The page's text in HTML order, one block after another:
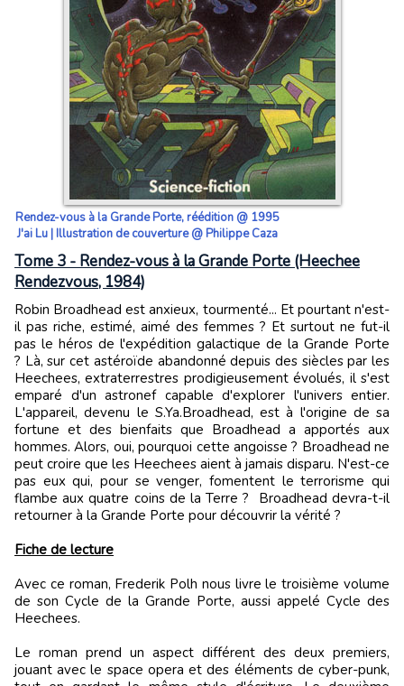
Rendez-vous à la Grande Porte, réédition @ 1995
J'ai Lu | Illustration de couverture @ Philippe Caza
Tome 3 - Rendez-vous à la Grande Porte (Heechee
Rendezvous, 1984)
Robin Broadhead est anxieux, tourmenté... Et pourtant n'est-
il pas riche, estimé, aimé des femmes ? Et surtout ne fut-il
pas le héros de l'expédition galactique de la Grande Porte
? Là, sur cet astéroïde abandonné depuis des siècles par les
Heechees, extraterrestres prodigieusement évolués, il s'est
emparé d'un astronef capable d'explorer l'univers entier.
L'appareil, devenu le S.Ya.Broadhead, est à l'origine de sa
fortune et des bienfaits que Broadhead a apportés aux
hommes. Alors, oui, pourquoi cette angoisse ? Broadhead ne
peut croire que les Heechees aient à jamais disparu. N'est-ce
pas eux qui, pour se venger, fomentent le terrorisme qui
flambe aux quatre coins de la Terre ? Broadhead devra-t-il
retourner à la Grande Porte pour découvrir la vérité ?
Fiche de lecture
Avec ce roman, Frederik Polh nous livre le troisième volume
de son Cycle de la Grande Porte, aussi appelé Cycle des
Heechees.
Le roman prend un aspect différent des deux premiers,
jouant avec le space opera et des éléments de cyber-punk,